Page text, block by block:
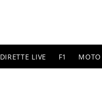
DIRETTE LIVE F1 MOTO